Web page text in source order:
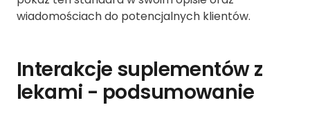
wiadomościach do potencjalnych klientów.
Interakcje suplementów z
lekami - podsumowanie